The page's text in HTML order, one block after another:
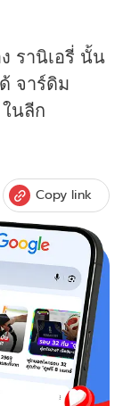
รานิเอรี่ นั้น
จาร์ดิม
นลีก
Copy link